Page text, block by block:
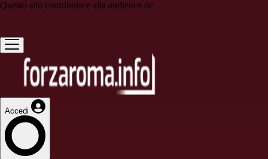
Questo sito contribuisce alla audience de
Accedi